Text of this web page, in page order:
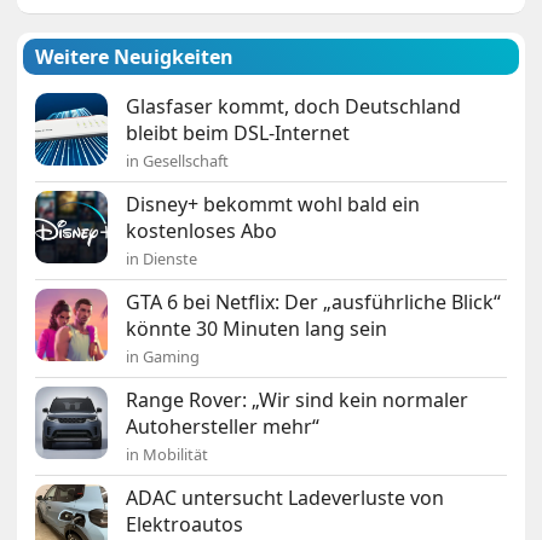
Weitere Neuigkeiten
Glasfaser kommt, doch Deutschland
bleibt beim DSL-Internet
in Gesellschaft
Disney+ bekommt wohl bald ein
kostenloses Abo
in Dienste
GTA 6 bei Netflix: Der „ausführliche Blick“
könnte 30 Minuten lang sein
in Gaming
Range Rover: „Wir sind kein normaler
Autohersteller mehr“
in Mobilität
ADAC untersucht Ladeverluste von
Elektroautos